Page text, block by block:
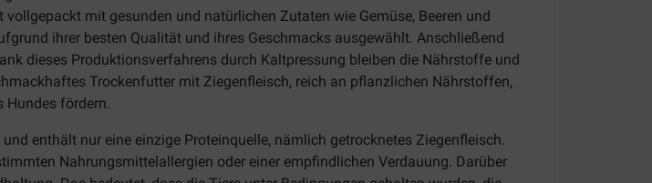
mit gesunden und natürlichen Zutaten wie Gemüse, Beeren und
ihrer besten Qualität und ihres Geschmacks ausgewählt. Anschließend
dieses Produktionsverfahrens durch Kaltpressung bleiben die Nährstoffe und
Trockenfutter mit Ziegenfleisch, reich an pflanzlichen Nährstoffen,
Hundes fördern.
enthält nur eine einzige Proteinquelle, nämlich getrocknetes Ziegenfleisch.
Nahrungsmittelallergien oder einer empfindlichen Verdauung. Darüber